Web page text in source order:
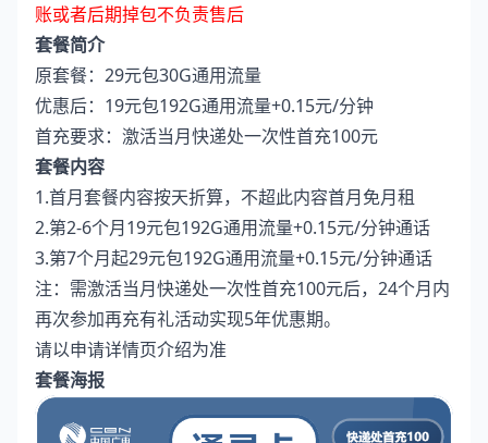
账或者后期掉包不负责售后
套餐简介
原套餐：29元包30G通用流量
优惠后：19元包192G通用流量+0.15元/分钟
首充要求：激活当月快递处一次性首充100元
套餐内容
1.首月套餐内容按天折算，不超此内容首月免月租
2.第2-6个月19元包192G通用流量+0.15元/分钟通话
3.第7个月起29元包192G通用流量+0.15元/分钟通话
注：需激活当月快递处一次性首充100元后，24个月内
再次参加再充有礼活动实现5年优惠期。
请以申请详情页介绍为准
套餐海报